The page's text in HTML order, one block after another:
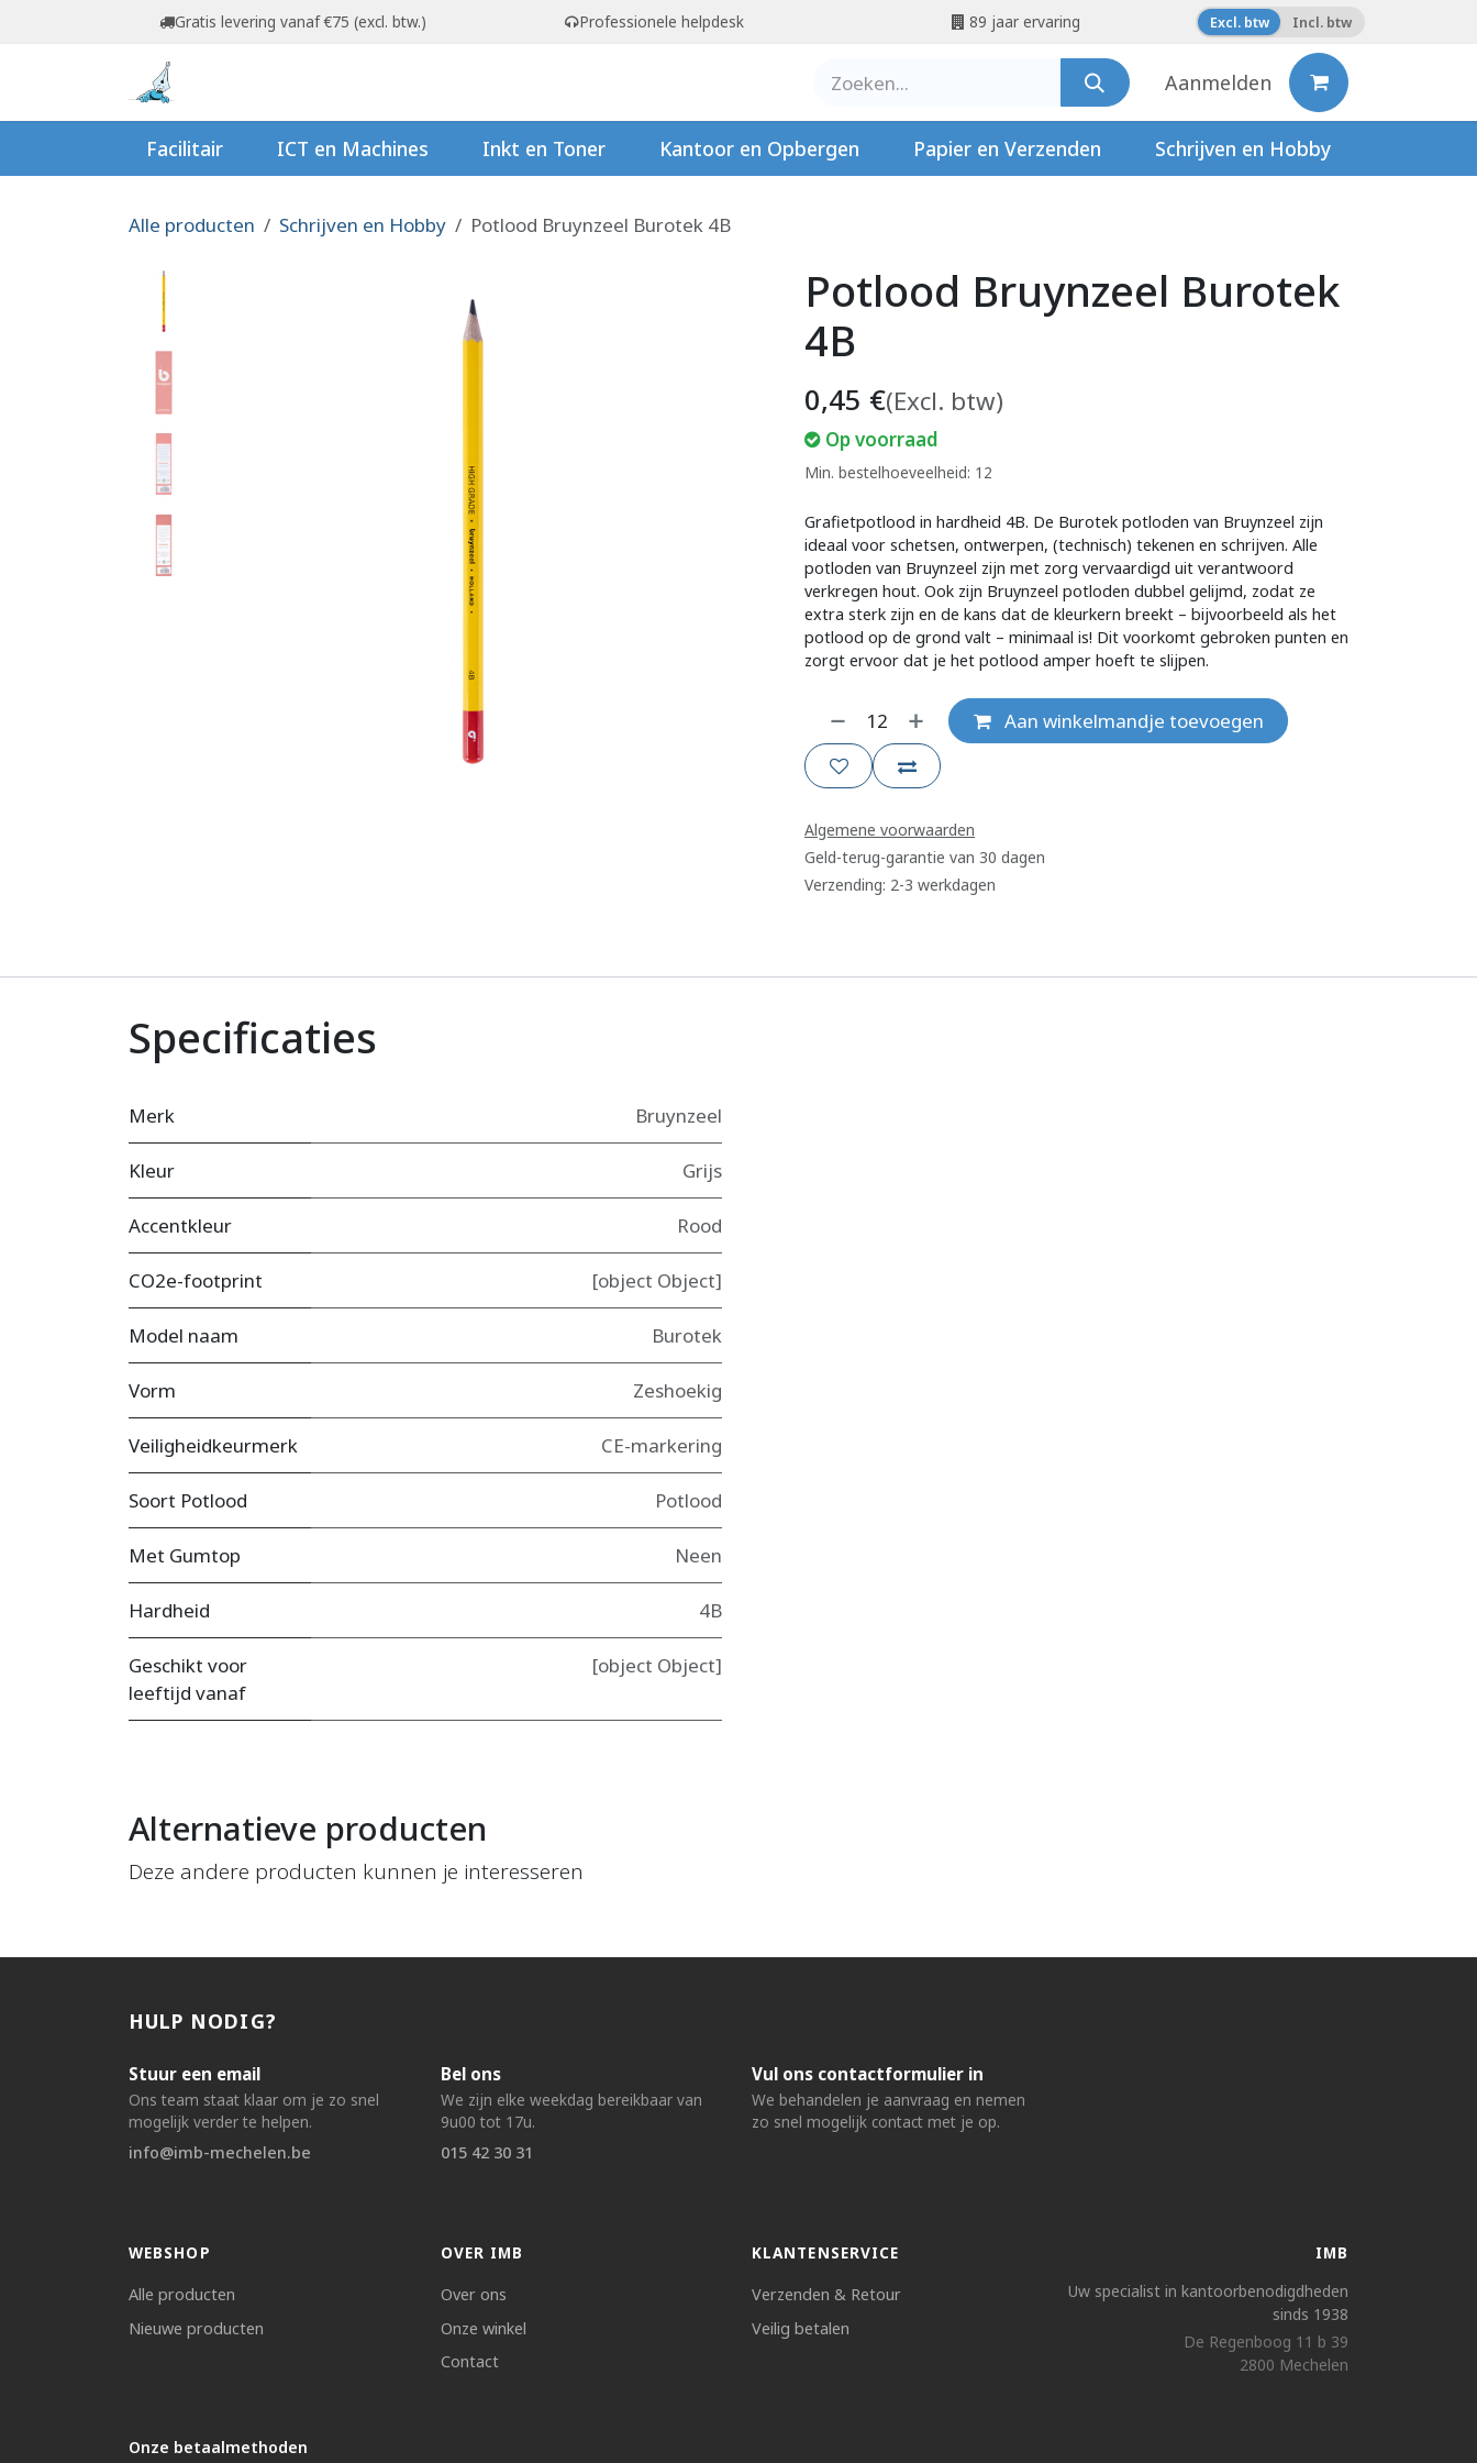
Overslaan naar inhoudGratis levering vanaf €75 (excl. btw.) Professionele helpdesk 89 jaar ervaring Excl. btw Incl. btw
Aanmelden
Facilitair ICT en Machines Inkt en Toner Kantoor en Opbergen Papier en Verzenden Schrijven en Hobby
Alle producten Schrijven en Hobby Potlood Bruynzeel Burotek 4B
Potlood Bruynzeel Burotek
4B
0,45 €(Excl. btw)
Op voorraad
Min. bestelhoeveelheid: 12
Grafietpotlood in hardheid 4B. De Burotek potloden van Bruynzeel zijn
ideaal voor schetsen, ontwerpen, (technisch) tekenen en schrijven. Alle
potloden van Bruynzeel zijn met zorg vervaardigd uit verantwoord
verkregen hout. Ook zijn Bruynzeel potloden dubbel gelijmd, zodat ze
extra sterk zijn en de kans dat de kleurkern breekt – bijvoorbeeld als het
potlood op de grond valt – minimaal is! Dit voorkomt gebroken punten en
zorgt ervoor dat je het potlood amper hoeft te slijpen.
Aan winkelmandje toevoegen
Algemene voorwaarden
Geld-terug-garantie van 30 dagen
Verzending: 2-3 werkdagen
Specificaties
Merk Bruynzeel
Kleur Grijs
Accentkleur Rood
CO2e-footprint [object Object]
Model naam Burotek
Vorm Zeshoekig
Veiligheidkeurmerk CE-markering
Soort Potlood Potlood
Met Gumtop Neen
Hardheid 4B
Geschikt voor
leeftijd vanaf
[object Object]
Alternatieve producten
Deze andere producten kunnen je interesseren
HULP NODIG?
Stuur een email
Ons team staat klaar om je zo snel
mogelijk verder te helpen.
info@imb-mechelen.be
Bel ons
We zijn elke weekdag bereikbaar van
9u00 tot 17u.
015 42 30 31
Vul ons contactformulier in
We behandelen je aanvraag en nemen
zo snel mogelijk contact met je op.
WEBSHOP
Alle producten
Nieuwe producten
OVER IMB
Over ons
Onze winkel
Contact
KLANTENSERVICE
Verzenden & Retour
Veilig betalen
IMB
Uw specialist in kantoorbenodigdheden
sinds 1938
De Regenboog 11 b 39
2800 Mechelen
Onze betaalmethoden